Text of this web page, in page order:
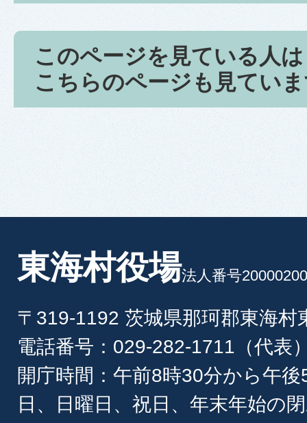
このページを見ている人は
こちらのページも見てい
東海村役場法人番号
〒319-1192 茨城県那珂郡東海村
電話番号：029-282-1711（代表
開庁時間：午前8時30分から午
日、日曜日、祝日、年末年始の